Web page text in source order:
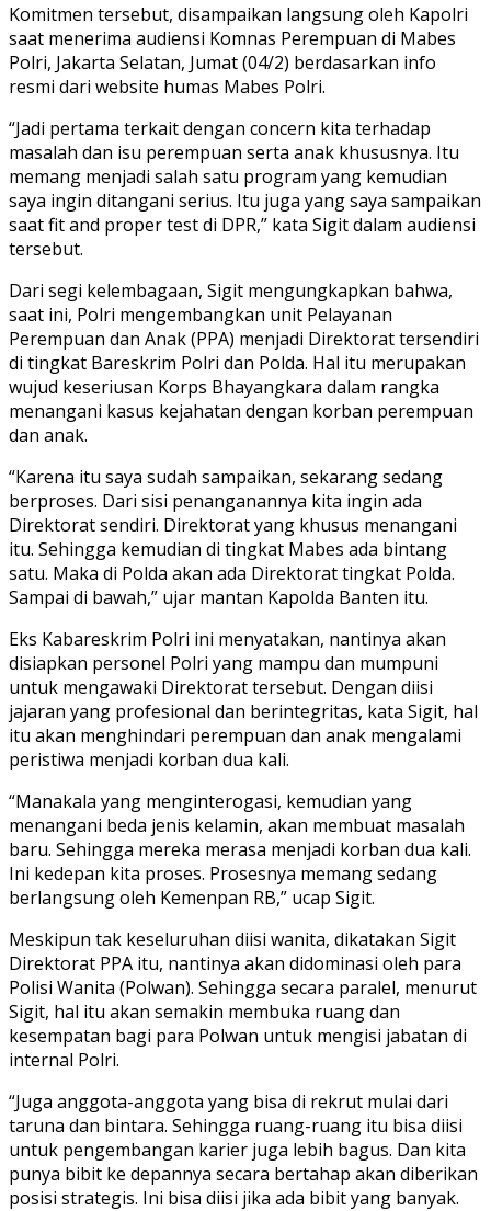
Komitmen tersebut, disampaikan langsung oleh Kapolri
saat menerima audiensi Komnas Perempuan di Mabes
Polri, Jakarta Selatan, Jumat (04/2) berdasarkan info
resmi dari website humas Mabes Polri.
“Jadi pertama terkait dengan concern kita terhadap
masalah dan isu perempuan serta anak khususnya. Itu
memang menjadi salah satu program yang kemudian
saya ingin ditangani serius. Itu juga yang saya sampaikan
saat fit and proper test di DPR,” kata Sigit dalam audiensi
tersebut.
Dari segi kelembagaan, Sigit mengungkapkan bahwa,
saat ini, Polri mengembangkan unit Pelayanan
Perempuan dan Anak (PPA) menjadi Direktorat tersendiri
di tingkat Bareskrim Polri dan Polda. Hal itu merupakan
wujud keseriusan Korps Bhayangkara dalam rangka
menangani kasus kejahatan dengan korban perempuan
dan anak.
“Karena itu saya sudah sampaikan, sekarang sedang
berproses. Dari sisi penanganannya kita ingin ada
Direktorat sendiri. Direktorat yang khusus menangani
itu. Sehingga kemudian di tingkat Mabes ada bintang
satu. Maka di Polda akan ada Direktorat tingkat Polda.
Sampai di bawah,” ujar mantan Kapolda Banten itu.
Eks Kabareskrim Polri ini menyatakan, nantinya akan
disiapkan personel Polri yang mampu dan mumpuni
untuk mengawaki Direktorat tersebut. Dengan diisi
jajaran yang profesional dan berintegritas, kata Sigit, hal
itu akan menghindari perempuan dan anak mengalami
peristiwa menjadi korban dua kali.
“Manakala yang menginterogasi, kemudian yang
menangani beda jenis kelamin, akan membuat masalah
baru. Sehingga mereka merasa menjadi korban dua kali.
Ini kedepan kita proses. Prosesnya memang sedang
berlangsung oleh Kemenpan RB,” ucap Sigit.
Meskipun tak keseluruhan diisi wanita, dikatakan Sigit
Direktorat PPA itu, nantinya akan didominasi oleh para
Polisi Wanita (Polwan). Sehingga secara paralel, menurut
Sigit, hal itu akan semakin membuka ruang dan
kesempatan bagi para Polwan untuk mengisi jabatan di
internal Polri.
“Juga anggota-anggota yang bisa di rekrut mulai dari
taruna dan bintara. Sehingga ruang-ruang itu bisa diisi
untuk pengembangan karier juga lebih bagus. Dan kita
punya bibit ke depannya secara bertahap akan diberikan
posisi strategis. Ini bisa diisi jika ada bibit yang banyak.